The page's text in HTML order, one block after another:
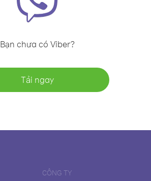
Bạn chưa có Viber?
Tải ngay
CÔNG TY